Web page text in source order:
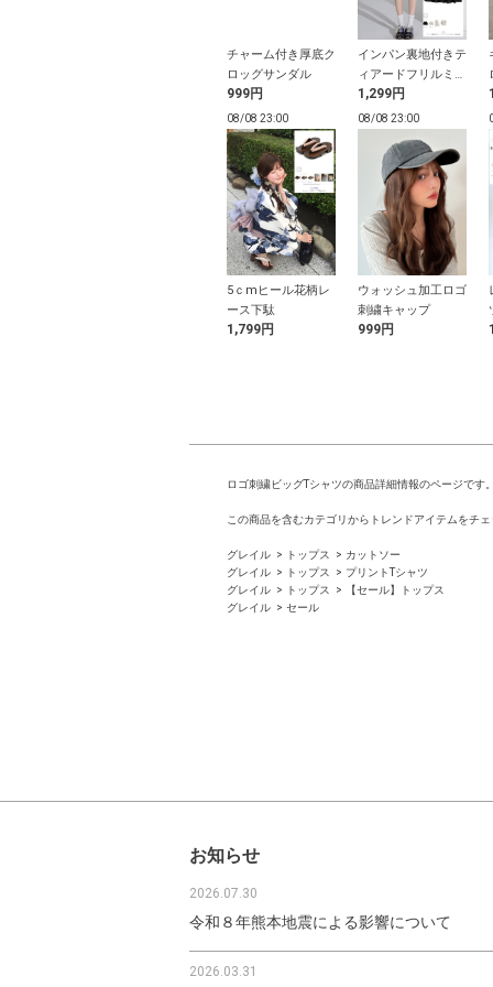
チャーム付き厚底ク
ロッグサンダル
999円
インパン裏地付きテ
ィアードフリルミニ
スカート
1,299円
08/08 23:00
5ｃmヒール花柄レ
ース下駄
1,799円
08/08 23:00
ウォッシュ加工ロゴ
刺繍キャップ
999円
ロゴ刺繍ビッグTシャツの商品詳細情報のページです。
この商品を含むカテゴリからトレンドアイテムをチェ
グレイル トップス
カットソー
グレイル
トップス
プリントTシャツ
グレイル
トップス
【セール】トップス
グレイル
セール
お知らせ
2026.07.30
令和８年熊本地震による影響について
2026.03.31